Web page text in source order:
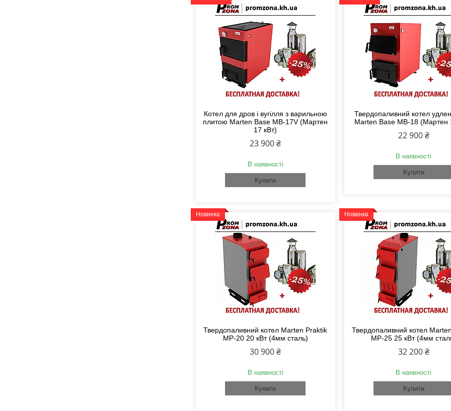
Котел для дров і вугілля з варильною
плитою Marten Base MB-17V (Мартен
17 кВт)
23 900 ₴
В наявності
Купити
Твердопаливний котел
Marten Base MB-18 (Мартен
22 900 ₴
В наявності
Купити
Новинка
Твердопаливний котел Marten Praktik
MP-20 20 кВт (4мм сталь)
30 900 ₴
В наявності
Купити
Новинка
Твердопаливний котел
MP-25 25 кВт (4мм
32 200 ₴
В наявності
Купити